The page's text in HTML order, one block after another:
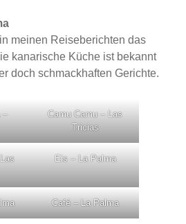
meinen Reiseberichten das
kanarische Küche ist bekannt
doch schmackhaften Gerichte.
–
Camu Camu – Las
Tricias
Eis – La Palma
Café – La Palma